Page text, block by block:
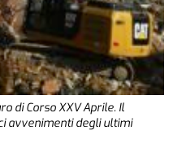
di Corso XXV Aprile. Il
avvenimenti degli ultimi